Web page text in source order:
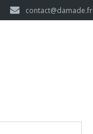
contact@damade.fr